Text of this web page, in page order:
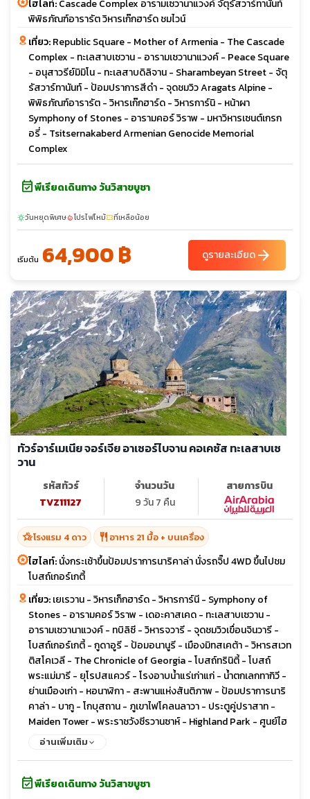
ไฮไลท์:Cascade Complex อารามเซวานาแวงค์ จัตุรัสวาร์ทานันท์
พิพิธภัณฑ์อารารัต วิหารเก๊กฮาร์ด ชมไวน์
เที่ยว:Republic Square - Mother of Armenia - The Cascade
Complex - ทะเลสาบเซวาน - อารามเซวานาแวงค์ - Peace Square
- อนุสาวรีย์มิมิโน - ทะเลสาบดิลิจาน - Sharambeyan Street - จัตุ
รัสวาร์ทานันท์ - ป้อมปราการสีดำ - จุดชมวิว Aragats Alpine -
พิพิธภัณฑ์อารารัต - วิหารเก๊กฮาร์ด - วิหารการ์นิ - หน้าผา
Symphony of Stones - อารามคอร์ วิราพ - มหาวิหารเซนต์เกรก
อรี่ - Tsitsernakaberd Armenian Genocide Memorial
Complex
event_availableพีเรียดเดินทาง วันวิสาขบูชา
sunnyวันหยุดพิเศษlocal_fire_departmentโปรไฟไหม้confirmation_numberที่เหลือน้อย
เริ่มต้น 64,900 ฿ ดูรายละเอียดarrow_forward
ทัวร์อาร์เมเนีย จอร์เจีย อาเซอร์ไบจาน คอเคซัส ทะเลสาบเซ
วาน
รหัสทัวร์
TVZ11127
จำนวนวัน
9 วัน 7 คืน
สายการบิน
hotel_classโรงแรม 4 ดาว restaurant อาหาร 21 มื้อ + บนเครื่อง
ไฮไลท์:นั่งกระเช้าขึ้นป้อมปราการนาริคาล่า นั่งรถจิ๊ป 4WD ขึ้นไปชม
โบสถ์เกอร์เกตี้
เที่ยว:เยเรวาน - วิหารเก็กฮาร์ด - วิหารการ์นี - Symphony of
Stones - อารามคอร์ วิราพ - เดอะคาสเคด - ทะเลสาบเซวาน -
อารามเซวานาแวงค์ - ทบิลิซี - วิหารจวารี - จุดชมวิวเขื่อนจินวารี -
โบสถ์เกอร์เกตี้ - กูดาอูรี - ป้อมอนานูรี - เมืองมิทสเคต้า - วิหารสเวท
ติสโคเวลี - The Chronicle of Georgia - โบสถ์ทรินิตี้ - โบสถ์
พระแม่มารี - ยุโรปสแควร์ - โรงอาบน้ำแร่เก่าแก่ - น้ำตกเลกทากิวี -
ย่านเมืองเก่า - หอนาฬิกา - สะพานแห่งสันติภาพ - ป้อมปราการนาริ
คาล่า - บากู - โกบุสถาน - ภูเขาไฟโคลนลาวา - ประตูคู่ปราสาท -
Maiden Tower - พระราชวังชีรวานซาห์ - Highland Park - ศูนย์ไฮ
ดาร์ อาลิเยฟ - ยานาร์แด็ก - วิหารแห่งไฟ
อ่านเพิ่มเติม
event_availableพีเรียดเดินทาง วันวิสาขบูชา